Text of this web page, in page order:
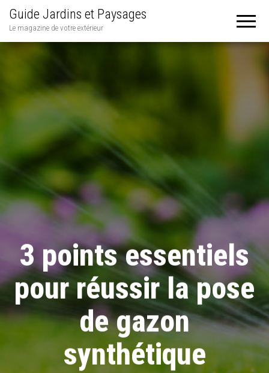
Guide Jardins et Paysages
Le magazine de votre extérieur
3 points essentiels
pour réussir la pose
de gazon
synthétique